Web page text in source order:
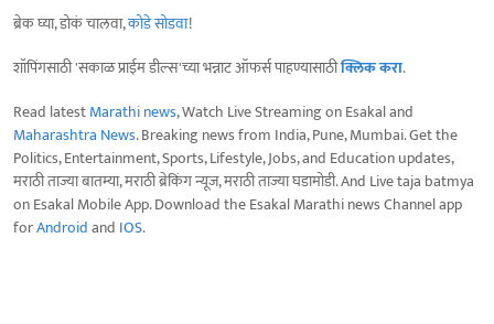
ब्रेक घ्या, डोकं चालवा,कोडे सोडवा!
शॉपिंगसाठी 'सकाळ प्राईम डील्स'च्या भन्नाट ऑफर्स पाहण्यासाठीक्लिक करा.
Read latestMarathi news, Watch Live Streaming on Esakal and
Maharashtra News. Breaking news from India, Pune, Mumbai. Get the
Politics, Entertainment, Sports, Lifestyle, Jobs, and Education updates,
मराठी ताज्या बातम्या, मराठी ब्रेकिंग न्यूज, मराठी ताज्या घडामोडी. And Live taja batmya
on Esakal Mobile App. Download the Esakal Marathi news Channel app
forAndroidand IOS.